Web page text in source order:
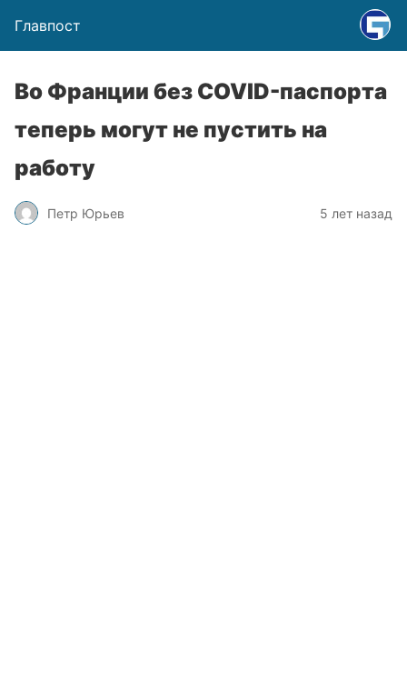
Главпост
Во Франции без COVID-паспорта
теперь могут не пустить на
работу
Петр Юрьев 5 лет назад